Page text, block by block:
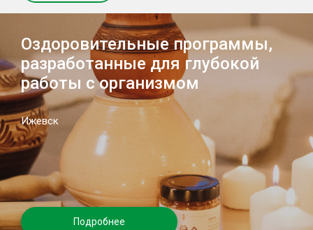
Оздоровительные программы,
разработанные для глубокой
работы с организмом
Ижевск
Подробнее